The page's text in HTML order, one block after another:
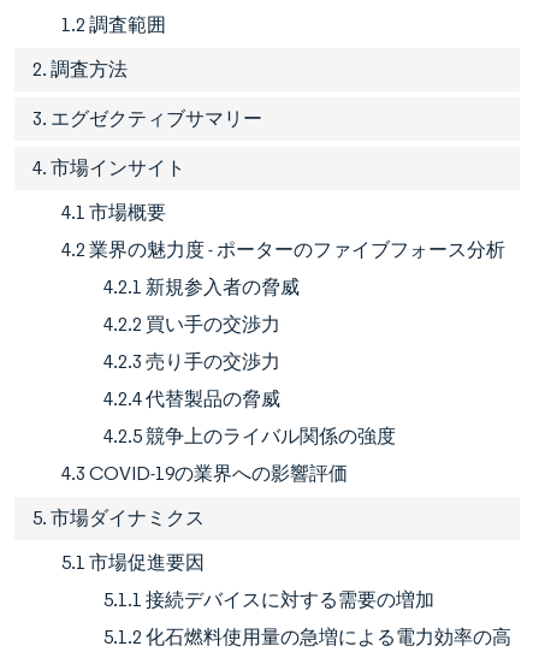
1.2 調査範囲
2. 調査方法
3. エグゼクティブサマリー
4. 市場インサイト
4.1 市場概要
4.2 業界の魅力度 - ポーターのファイブフォース分析
4.2.1 新規参入者の脅威
4.2.2 買い手の交渉力
4.2.3 売り手の交渉力
4.2.4 代替製品の脅威
4.2.5 競争上のライバル関係の強度
4.3 COVID-19の業界への影響評価
5. 市場ダイナミクス
5.1 市場促進要因
5.1.1 接続デバイスに対する需要の増加
5.1.2 化石燃料使用量の急増による電力効率の高